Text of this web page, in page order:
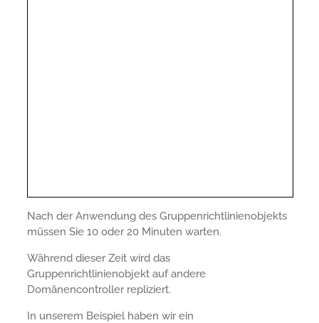
Nach der Anwendung des Gruppenrichtlinienobjekts
müssen Sie 10 oder 20 Minuten warten.
Während dieser Zeit wird das
Gruppenrichtlinienobjekt auf andere
Domänencontroller repliziert.
In unserem Beispiel haben wir ein